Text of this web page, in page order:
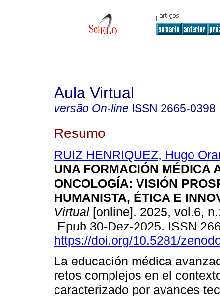
Aula Virtual
versão On-line ISSN 2665-0398
Resumo
RUIZ HENRIQUEZ, Hugo
UNA FORMACIÓN MÉDICA
ONCOLOGÍA: VISIÓN
HUMANISTA, ÉTICA E
Virtual [online]. 2025, vol.6,
Epub 30-Dez-2025. ISSN
https://doi.org/10.5281/
La educación médica
retos complejos en el
caracterizado por avances